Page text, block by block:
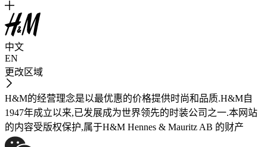
中文
EN
更改区域
H&M的经营理念是以最优惠的价格提供时尚和品质.H&M自
1947年成立以来,已发展成为世界领先的时装公司之一.本网站
的内容受版权保护,属于H&M Hennes & Mauritz AB 的财产